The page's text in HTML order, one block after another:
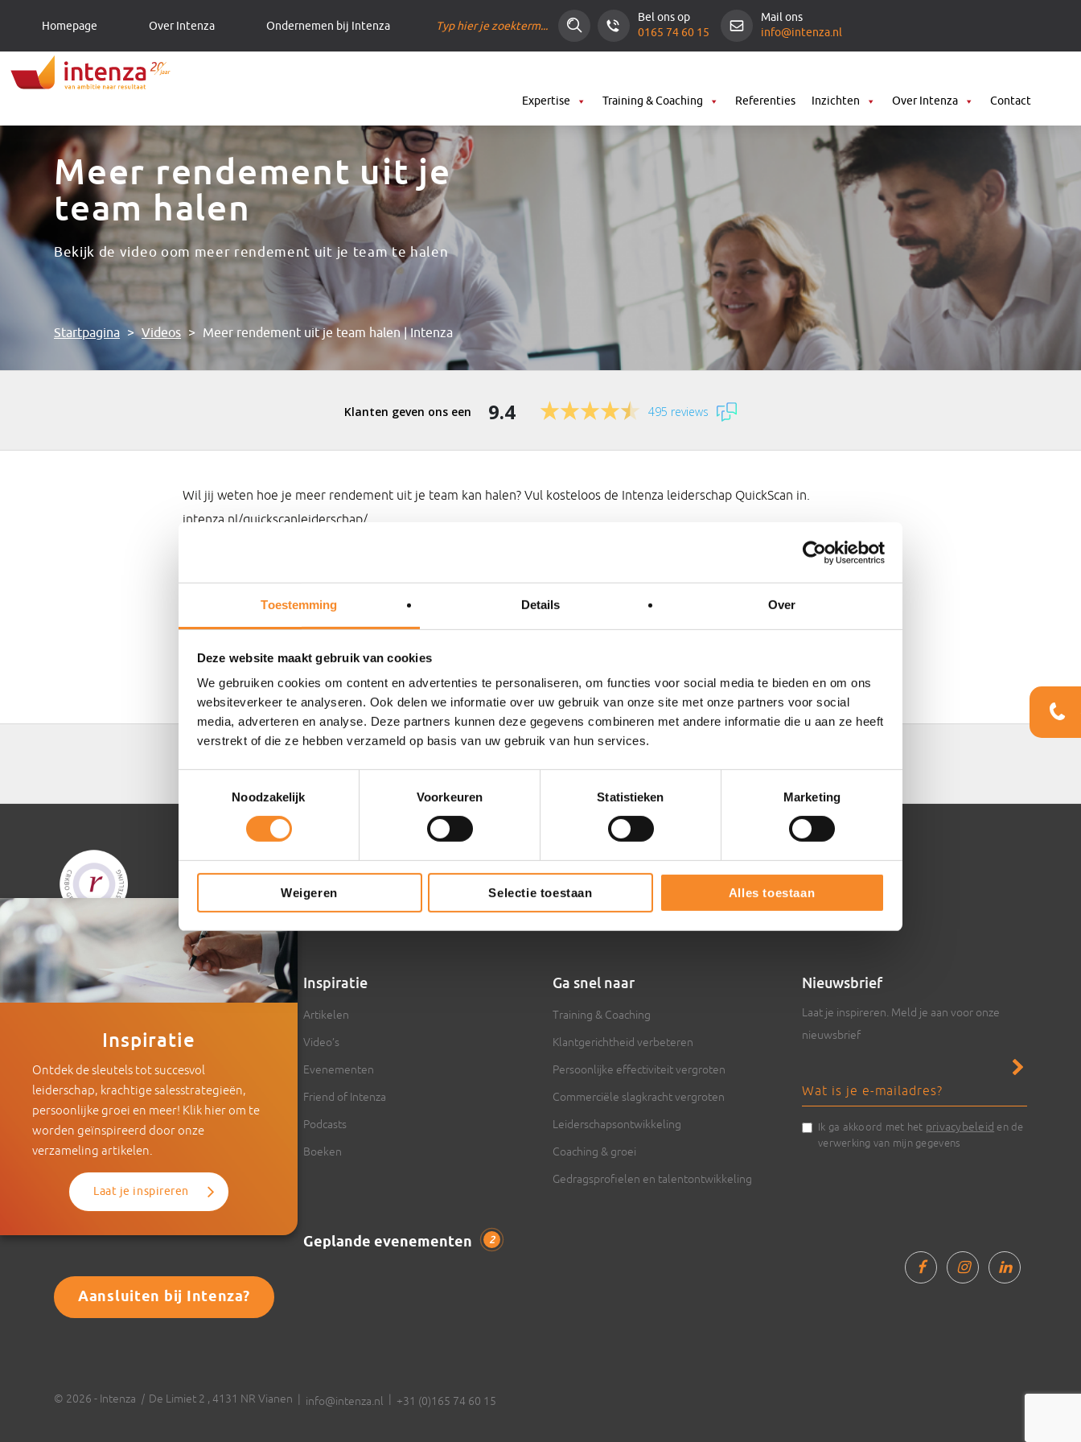
Toestemming Details Over
Deze website maakt gebruik van cookies
We gebruiken cookies om content en advertenties te personaliseren, om functies voor social media te bieden en om ons
websiteverkeer te analyseren. Ook delen we informatie over uw gebruik van onze site met onze partners voor social
media, adverteren en analyse. Deze partners kunnen deze gegevens combineren met andere informatie die u aan ze heeft
verstrekt of die ze hebben verzameld op basis van uw gebruik van hun services.
Noodzakelijk
Voorkeuren Statistieken Marketing
Weigeren Selectie toestaan Alles toestaan
Homepage Over Intenza Ondernemen bij Intenza
Bel ons op
0165 74 60 15
Mail ons
info@intenza.nl
Expertise Training & Coaching Referenties Inzichten Over Intenza Contact
Startpagina > Videos > Meer rendement uit je team halen | Intenza
Meer rendement uit je
team halen
Bekijk de video oom meer rendement uit je team te halen
9.4 495 reviews
Wil jij weten hoe je meer rendement uit je team kan halen? Vul kosteloos de Intenza leiderschap QuickScan in.
intenza.nl/quickscanleiderschap/
×
Inspiratie
Ontdek de sleutels tot succesvol
leiderschap, krachtige salesstrategieën,
persoonlijke groei en meer! Klik hier om te
worden geïnspireerd door onze
verzameling artikelen.
Laat je inspireren
9.4
Intenza
Onze aanpak
Ons team
Expertise
Training & Coaching
Referenties
Voorwaarden
Privacy Policy
Aansluiten bij Intenza?
Inspiratie
Artikelen
Video’s
Evenementen
Friend of Intenza
Podcasts
Boeken
Geplande evenementen 2
Ga snel naar
Training & Coaching
Klantgerichtheid verbeteren
Persoonlijke effectiviteit vergroten
Commerciële slagkracht vergroten
Leiderschapsontwikkeling
Coaching & groei
Gedragsprofielen en talentontwikkeling
Nieuwsbrief
Laat je inspireren. Meld je aan voor onze
nieuwsbrief
Ik ga akkoord met het privacybeleid en de
verwerking van mijn gegevens
© 2026 - Intenza |De Limiet 2 , 4131 NR Vianen | info@intenza.nl +31 (0)165 74 60 15